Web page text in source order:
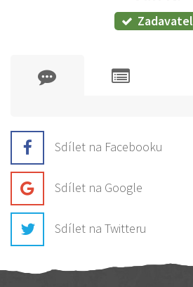
Zadavatel
Sdílet na Facebooku
Sdílet na Google
Sdílet na Twitteru